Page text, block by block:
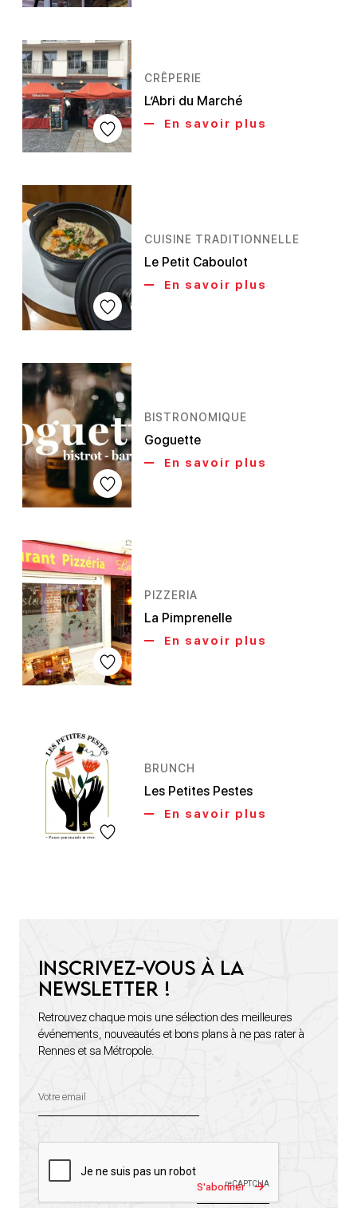
CRÊPERIE
L’Abri du Marché
En savoir plus
CUISINE TRADITIONNELLE
Le Petit Caboulot
En savoir plus
BISTRONOMIQUE
Goguette
En savoir plus
PIZZERIA
La Pimprenelle
En savoir plus
BRUNCH
Les Petites Pestes
En savoir plus
Inscrivez-vous à la
newsletter !
Retrouvez chaque mois une sélection des meilleures
événements, nouveautés et bons plans à ne pas rater à
Rennes et sa Métropole.
S'abonner